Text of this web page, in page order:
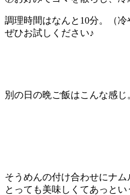
調理時間はなんと10分。（冷
ぜひお試しください♪
別の日の晩ご飯はこんな感じ
そうめんの付け合わせにナ
とっても美味しくてあっとい